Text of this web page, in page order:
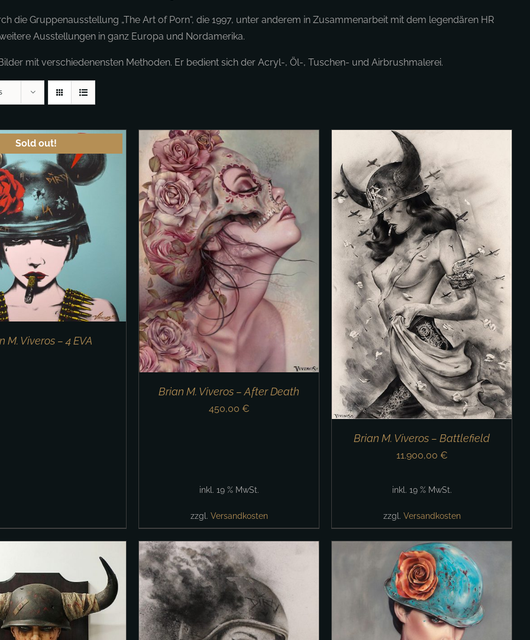
die Gruppenausstellung „The Art of Porn“, die 1997, unter anderem in Zusammenarbeit mit dem legendären HR
Ausstellungen in ganz Europa und Nordamerika.
mit verschiedenensten Methoden. Er bedient sich der Acryl-, Öl-, Tuschen- und Airbrushmalerei.
Sold out!
M. Viveros – 4 EVA
WARENKORB /
Brian M. Viveros – After Death
450,00 €
inkl. 19 % MwSt.
zzgl. Versandkosten
IN DEN WARENKORB / DETAILS
Brian M. Viveros – Battlefield
11.900,00 €
inkl. 19 % MwSt.
zzgl. Versandkosten